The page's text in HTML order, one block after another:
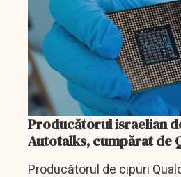
Producătorul israelian
Autotalks, cumpărat de
Producătorul de cipuri